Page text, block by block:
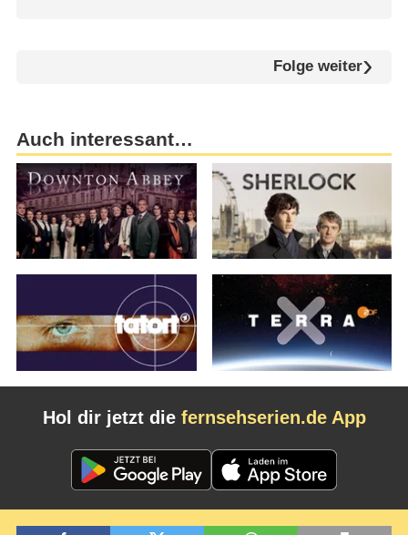
Folge weiter
Auch interessant…
Hol dir jetzt die fernsehserien.de App